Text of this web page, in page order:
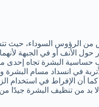
من الرؤوس السوداء، حيث
حول الأنف أو في الجبهة
حساسية البشرة تجاه إحدى
في انسداد مسام البشرة
أن الإفراط في استخدام
لا بد من تنظيف البشرة جيدًا